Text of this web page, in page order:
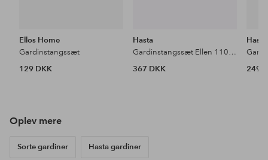
Ellos Home
Gardinstangssæt
129 DKK
Hasta
Gardinstangssæt Ellen 110-200 cm
367 DKK
Hasta
249
Oplev mere
Sorte gardiner Hasta gardiner